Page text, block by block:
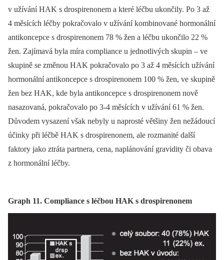
v užívání HAK s drospirenonem a které léčbu ukončily. Po 3 až
4 měsících léčby pokračovalo v užívání kombinované hormonální
antikoncepce s drospirenonem 78 % žen a léčbu ukončilo 22 %
žen. Zajímavá byla míra compliance u jednotlivých skupin –⁠ ve
skupině se změnou HAK pokračovalo po 3 až 4 měsících užívání
hormonální antikoncepce s drospirenonem 100 % žen, ve skupině
žen bez HAK, kde byla antikoncepce s drospirenonem nově
nasazovaná, pokračovalo po 3-4 měsících v užívání 61 % žen.
Důvodem vysazení však nebyly u naprosté většiny žen nežádoucí
účinky při léčbě HAK s drospirenonem, ale rozmanité další
faktory jako ztráta partnera, cena, naplánování gravidity či obava
z hormonální léčby.
Graph 11. Compliance s léčbou HAK s drospirenonem